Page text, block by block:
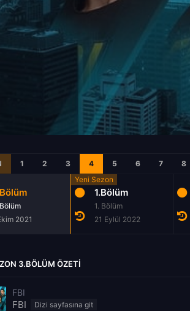
1 2 3 4 5 6 7 8
2021
1.Bölüm
1. Bölüm
21 Eylül 2022
3.BÖLÜM ÖZETI
FBI
FBI